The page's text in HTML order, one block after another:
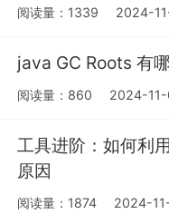
阅读量：1339 2024-
java GC Roots 有
阅读量：860 2024-
工具进阶：如何利
原因
阅读量：1874 2024-